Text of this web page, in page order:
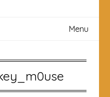
Menu